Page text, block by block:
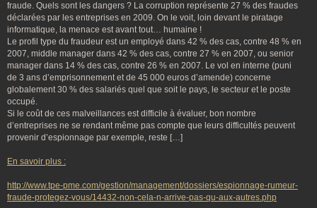
fraude. Quels sont les dangers ? La corruption représente 27 % des fraudes
déclarées par les entreprises en 2009. On le voit, loin devant le piratage
informatique, la menace est avant tout… humaine !
Le profil type du fraudeur est un employé dans 42 % des cas, contre 48 % en
2007, middle manager dans 42 % des cas, contre 27 % en 2007, ou senior
manager dans 14 % des cas, contre 26 % en 2007. Le vol en interne (puni
de 3 ans d’emprisonnement et de 45 000 euros d’amende) concerne
globalement 30 % des salariés quel que soit le pays, le secteur et le poste
occupé.
Si le coût de ces malveillances est difficile à évaluer, bon nombre
d’entreprises ne se rendant même pas compte que leurs difficultés peuvent
provenir d’espionnage par exemple, reste […]
En savoir plus :
http://www.tpe-pme.com/gestion/management/dossiers/espionnage-rumeur-
fraude-protegez-vous/14432-non-cela-n-arrive-pas-qu-aux-autres.php